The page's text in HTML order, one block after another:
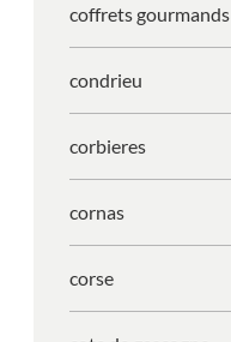
coffrets gourmands
condrieu
corbieres
cornas
corse